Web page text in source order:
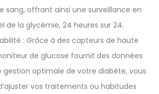
sang, offrant ainsi une surveillance en
de la glycémie, 24 heures sur 24.
: Grâce à des capteurs de haute
de glucose fournit des données
gestion optimale de votre diabète, vous
vos traitements ou habitudes